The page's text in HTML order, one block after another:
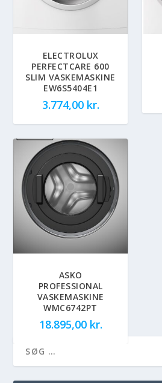
ELECTROLUX
PERFECTCARE 600
SLIM VASKEMASKINE
EW6S5404E1
3.774,00 kr.
ASKO
PROFESSIONAL
VASKEMASKINE
WMC6742PT
18.895,00 kr.